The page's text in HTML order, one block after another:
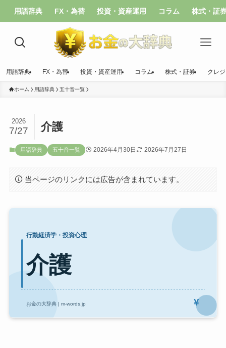
用語辞典 FX・為替 投資・資産運用 コラム 株式・証
用語辞典 FX・為替 投資・資産運用 コラム 株式・証券 クレ
ホーム 用語辞典 五十音一覧
介護
2026
7/27
用語辞典 五十音一覧 2026年4月30日 2026年7月27日
当ページのリンクには広告が含まれています。